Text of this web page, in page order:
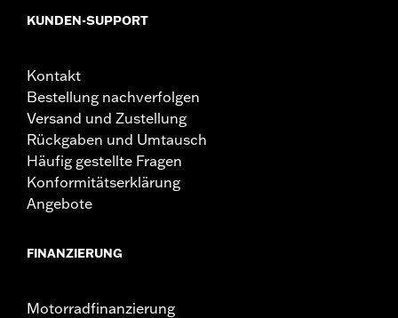
KUNDEN-SUPPORT
Kontakt
Bestellung nachverfolgen
Versand und Zustellung
Rückgaben und Umtausch
Häufig gestellte Fragen
Konformitätserklärung
Angebote
FINANZIERUNG
Motorradfinanzierung